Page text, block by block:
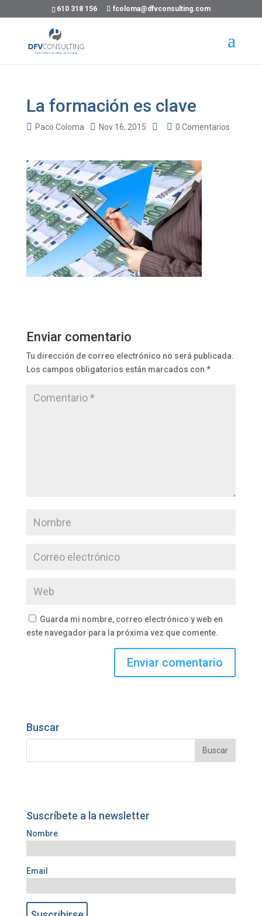
610 318 156 fcoloma@dfvconsulting.com
La formación es clave
Paco Coloma Nov 16, 2015 0 Comentarios
Enviar comentario
Tu dirección de correo electrónico no será publicada.
Los campos obligatorios están marcados con *
Guarda mi nombre, correo electrónico y web en
este navegador para la próxima vez que comente.
Buscar
Suscríbete a la newsletter
Nombre
Email